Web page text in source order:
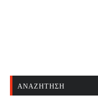
ΑΝΑΖΉΤΗΣΗ